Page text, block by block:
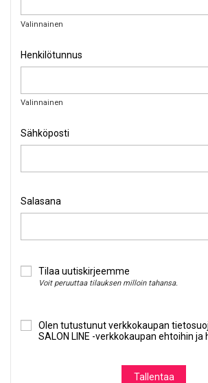
Valinnainen
Henkilötunnus
Valinnainen
Sähköposti
Salasana
Tilaa uutiskirjeemme
Voit peruuttaa tilauksen milloin tahansa.
Olen tutustunut verkkokaupan
SALON LINE -verkkokaupan ehtoihin ja
Tallentaa